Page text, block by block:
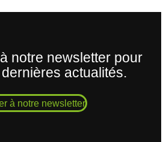
notre newsletter pour
actualités.
à notre newsletter